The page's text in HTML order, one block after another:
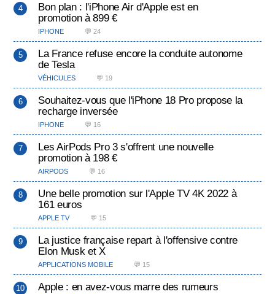
Bon plan : l'iPhone Air d'Apple est en
promotion à 899 €
IPHONE 💬 24
La France refuse encore la conduite autonome
de Tesla
VÉHICULES 💬 19
Souhaitez-vous que l'iPhone 18 Pro propose la
recharge inversée
IPHONE 💬 16
Les AirPods Pro 3 s'offrent une nouvelle
promotion à 198 €
AIRPODS 💬 16
Une belle promotion sur l'Apple TV 4K 2022 à
161 euros
APPLE TV 💬 15
La justice française repart à l'offensive contre
Elon Musk et X
APPLICATIONS MOBILE 💬 15
Apple : en avez-vous marre des rumeurs